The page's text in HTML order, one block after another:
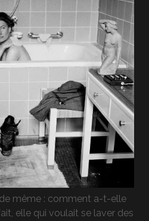
même : comment a-t-elle
elle qui voulait se laver des